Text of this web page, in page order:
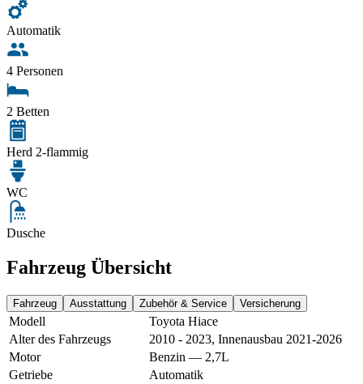
Automatik
4 Personen
2 Betten
Herd 2-flammig
WC
Dusche
Fahrzeug Übersicht
Fahrzeug Ausstattung Zubehör & Service Versicherung
Modell
Toyota Hiace
Alter des Fahrzeugs
2010 - 2023, Innenausbau 2021-2026
Motor
Benzin — 2,7L
Getriebe
Automatik